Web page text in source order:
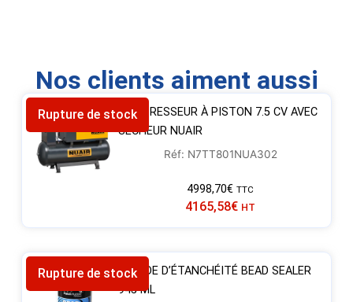
Nos clients aiment aussi
Rupture de stockCOMPRESSEUR À PISTON 7.5 CV AVEC
SÉCHEUR NUAIR
Réf: N7TT801NUA302
4998,70€ TTC
4165,58€ HT
Rupture de stockLIQUIDE D’ÉTANCHÉITÉ BEAD SEALER
945 ML